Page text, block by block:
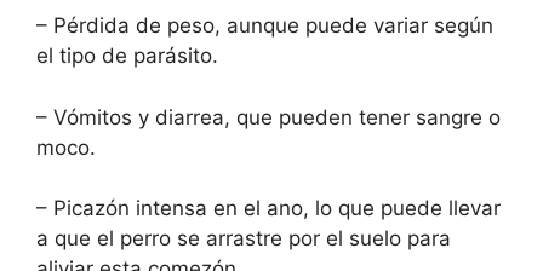
– Pérdida de peso, aunque puede variar según
el tipo de parásito.
– Vómitos y diarrea, que pueden tener sangre o
moco.
– Picazón intensa en el ano, lo que puede llevar
a que el perro se arrastre por el suelo para